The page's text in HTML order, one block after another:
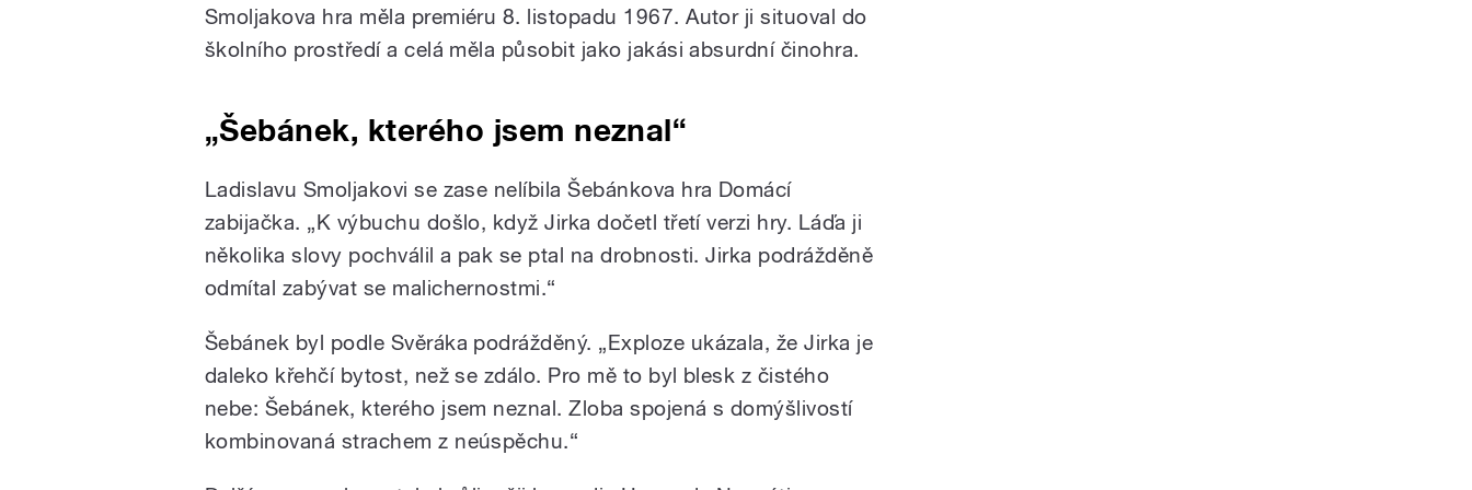
Smoljakova hra měla premiéru 8. listopadu 1967. Autor ji situoval do
školního prostředí a celá měla působit jako jakási absurdní činohra.
„Šebánek, kterého jsem neznal“
Ladislavu Smoljakovi se zase nelíbila Šebánkova hra Domácí
zabijačka. „K výbuchu došlo, když Jirka dočetl třetí verzi hry. Láďa ji
několika slovy pochválil a pak se ptal na drobnosti. Jirka podrážděně
odmítal zabývat se malichernostmi.“
Šebánek byl podle Svěráka podrážděný. „Exploze ukázala, že Jirka je
daleko křehčí bytost, než se zdálo. Pro mě to byl blesk z čistého
nebe: Šebánek, kterého jsem neznal. Zloba spojená s domýšlivostí
kombinovaná strachem z neúspěchu.“